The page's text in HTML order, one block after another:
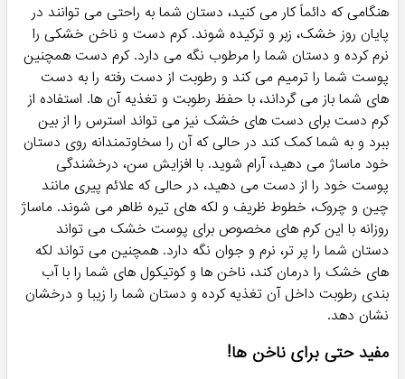
هنگامی که دائماً کار می کنید، دستان شما به راحتی می توانند در
پایان روز خشک، زبر و ترکیده شوند. کرم دست و ناخن خشکی را
نرم کرده و دستان شما را مرطوب نگه می دارد. کرم دست همچنین
پوست شما را ترمیم می کند و رطوبت از دست رفته را به دست
های شما باز می گرداند، با حفظ رطوبت و تغذیه آن ها. استفاده از
کرم دست برای دست های خشک نیز می تواند استرس را از بین
ببرد و به شما کمک کند در حالی که آن را سخاوتمندانه روی دستان
خود ماساژ می دهید، آرام شوید. با افزایش سن، درخشندگی
پوست خود را از دست می دهید، در حالی که علائم پیری مانند
چین و چروک، خطوط ظریف و لکه های تیره ظاهر می شوند. ماساژ
روزانه با این کرم های مخصوص برای پوست خشک می تواند
دستان شما را پر تر، نرم و جوان نگه دارد. همچنین می تواند لکه
های خشک را درمان کند، ناخن ها و کوتیکول های شما را با آب
بندی رطوبت داخل آن تغذیه کرده و دستان شما را زیبا و درخشان
نشان دهد.
مفید حتی برای ناخن ها!